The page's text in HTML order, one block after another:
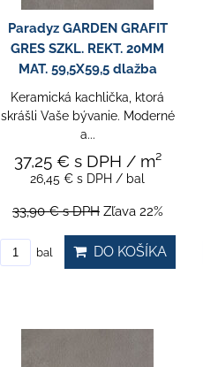
Paradyz GARDEN GRAFIT
GRES SZKL. REKT. 20MM
MAT. 59,5X59,5 dlažba
Keramická kachlička, ktorá
skrášli Vaše bývanie. Moderné
a...
37,25 € s DPH / m²
26,45 € s DPH / bal
33,90 €s DPH Zľava 22%
bal DO KOŠÍKA